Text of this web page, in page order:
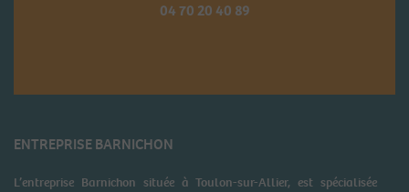
04 70 20 40 89
ENTREPRISE BARNICHON
L’entreprise Barnichon située à Toulon-sur-Allier, est spécialisée